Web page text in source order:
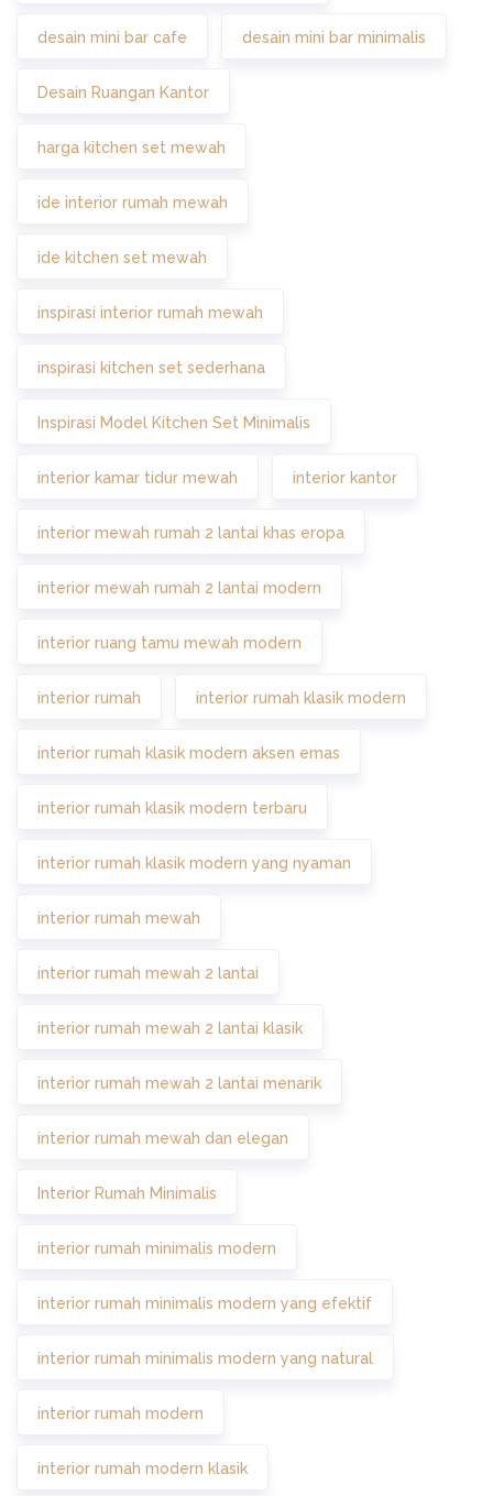
desain mini bar cafe desain mini bar minimalis
Desain Ruangan Kantor
harga kitchen set mewah
ide interior rumah mewah
ide kitchen set mewah
inspirasi interior rumah mewah
inspirasi kitchen set sederhana
Inspirasi Model Kitchen Set Minimalis
interior kamar tidur mewah interior kantor
interior mewah rumah 2 lantai khas eropa
interior mewah rumah 2 lantai modern
interior ruang tamu mewah modern
interior rumah interior rumah klasik modern
interior rumah klasik modern aksen emas
interior rumah klasik modern terbaru
interior rumah klasik modern yang nyaman
interior rumah mewah
interior rumah mewah 2 lantai
interior rumah mewah 2 lantai klasik
interior rumah mewah 2 lantai menarik
interior rumah mewah dan elegan
Interior Rumah Minimalis
interior rumah minimalis modern
interior rumah minimalis modern yang efektif
interior rumah minimalis modern yang natural
interior rumah modern
interior rumah modern klasik